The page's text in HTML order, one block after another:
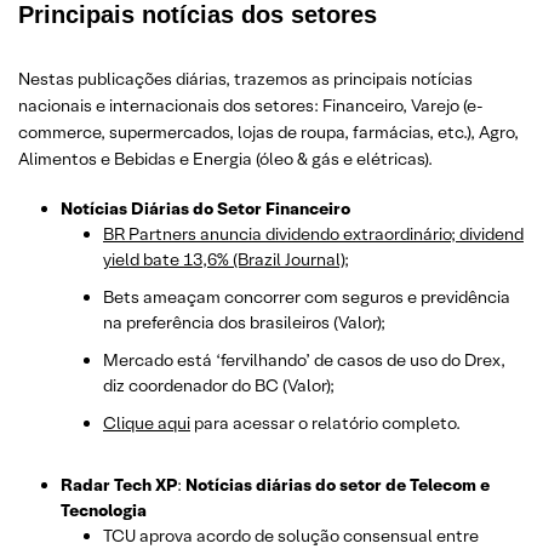
Principais notícias dos setores
Nestas publicações diárias, trazemos as principais notícias
nacionais e internacionais dos setores: Financeiro, Varejo(e-
commerce, supermercados, lojas de roupa, farmácias, etc.), Agro,
Alimentos e Bebidas e Energia (óleo & gás e elétricas).
Notícias Diárias do Setor Financeiro
BR Partners anuncia dividendo extraordinário; dividend
yield bate 13,6% (Brazil Journal);
Bets ameaçam concorrer com seguros e previdência
na preferência dos brasileiros (Valor);
Mercado está ‘fervilhando’ de casos de uso do Drex,
diz coordenador do BC (Valor);
Clique aqui para acessar o relatório completo.
Radar Tech XP: Notícias diárias do setor de Telecom e
Tecnologia
TCU aprova acordo de solução consensual entre